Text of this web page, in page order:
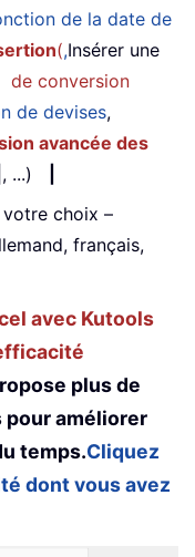
de la date de
(,Insérer une
de conversion
de devises,
avancée des
|, ...)
choix –
français,
avec Kutools
plus de
améliorer
temps.Cliquez
dont vous avez